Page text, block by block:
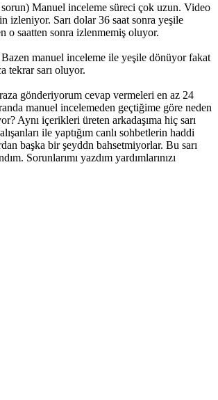
Manuel inceleme süreci çok uzun. Video
izleniyor. Sarı dolar 36 saat sonra yeşile
o saatten sonra izlenmemiş oluyor.
manuel inceleme ile yeşile dönüyor fakat
tekrar sarı oluyor.
gönderiyorum cevap vermeleri en az 24
manuel incelemeden geçtiğime göre neden
Aynı içerikleri üreten arkadaşıma hiç sarı
ile yaptığım canlı sohbetlerin haddi
başka bir şeyddn bahsetmiyorlar. Bu sarı
Sorunlarımı yazdım yardımlarınızı